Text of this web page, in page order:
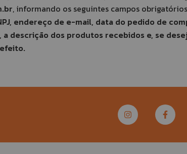
, informando os seguintes campos
endereço de e-mail, data do pedido de
a descrição dos produtos recebidos e, se